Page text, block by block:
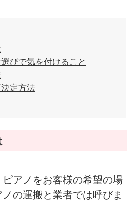
びで気を付けること
定方法
アノをお客様の希望の場
の運搬と業者では呼びま